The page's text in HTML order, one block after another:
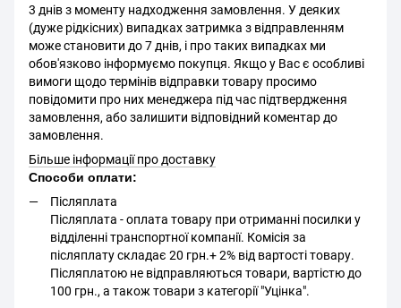
3 днів з моменту надходження замовлення. У деяких
(дуже рідкісних) випадках затримка з відправленням
може становити до 7 днів, і про таких випадках ми
обов'язково інформуємо покупця. Якщо у Вас є особливі
вимоги щодо термінів відправки товару просимо
повідомити про них менеджера під час підтвердження
замовлення, або залишити відповідний коментар до
замовлення.
Більше інформації про доставку
Способи оплати:
Післяплата
Післяплата - оплата товару при отриманні посилки у
відділенні транспортної компанії. Комісія за
післяплату складає 20 грн.+ 2% від вартості товару.
Післяплатою не відправляються товари, вартістю до
100 грн., а також товари з категорії "Уцінка".